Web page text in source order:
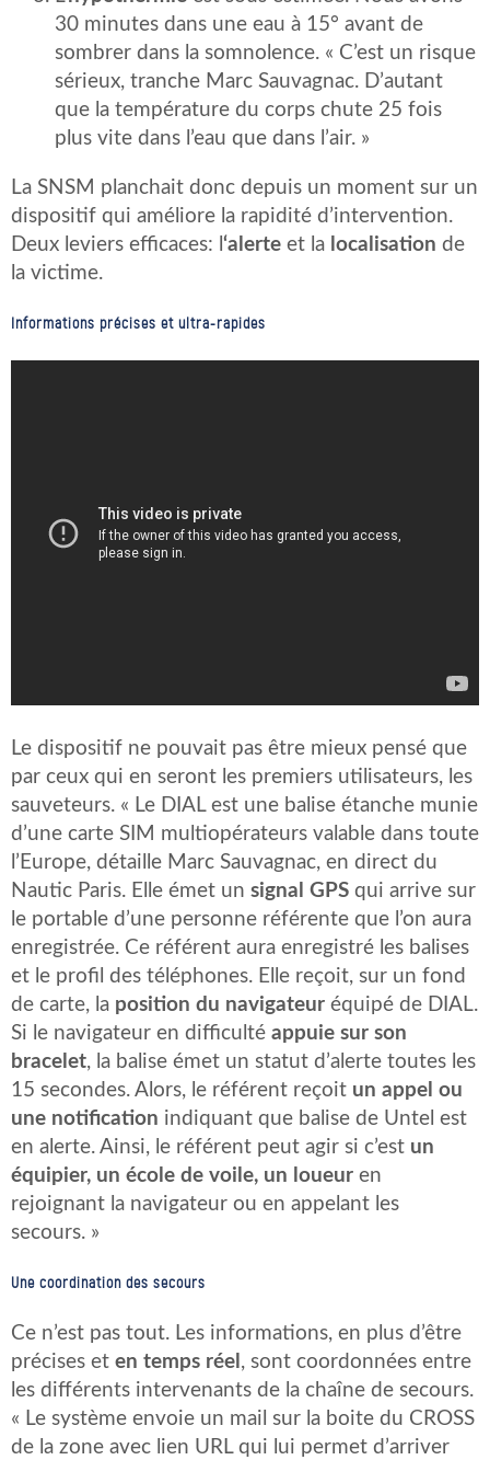
30 minutes dans une eau à 15° avant de
sombrer dans la somnolence. « C’est un risque
sérieux, tranche Marc Sauvagnac. D’autant
que la température du corps chute 25 fois
plus vite dans l’eau que dans l’air. »
La SNSM planchait donc depuis un moment sur un
dispositif qui améliore la rapidité d’intervention.
Deux leviers efficaces: l ‘alerte et la localisation de
la victime.
Informations précises et ultra-rapides
Le dispositif ne pouvait pas être mieux pensé que
par ceux qui en seront les premiers utilisateurs, les
sauveteurs. « Le DIAL est une balise étanche munie
d’une carte SIM multiopérateurs valable dans toute
l’Europe, détaille Marc Sauvagnac, en direct du
Nautic Paris. Elle émet un signal GPS qui arrive sur
le portable d’une personne référente que l’on aura
enregistrée. Ce référent aura enregistré les balises
et le profil des téléphones. Elle reçoit, sur un fond
de carte, la position du navigateur équipé de DIAL.
Si le navigateur en difficulté appuie sur son
bracelet, la balise émet un statut d’alerte toutes les
15 secondes. Alors, le référent reçoit un appel ou
une notification indiquant que balise de Untel est
en alerte. Ainsi, le référent peut agir si c’est un
équipier, un école de voile, un loueur en
rejoignant la navigateur ou en appelant les
secours. »
Une coordination des secours
Ce n’est pas tout. Les informations, en plus d’être
précises et en temps réel , sont coordonnées entre
les différents intervenants de la chaîne de secours.
« Le système envoie un mail sur la boite du CROSS
de la zone avec lien URL qui lui permet d’arriver